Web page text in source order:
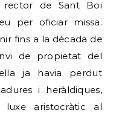
de Sant Boi
per oficiar missa.
fins a la dècada de
de propietat del
ja havia perdut
i heràldiques,
aristocràtic al